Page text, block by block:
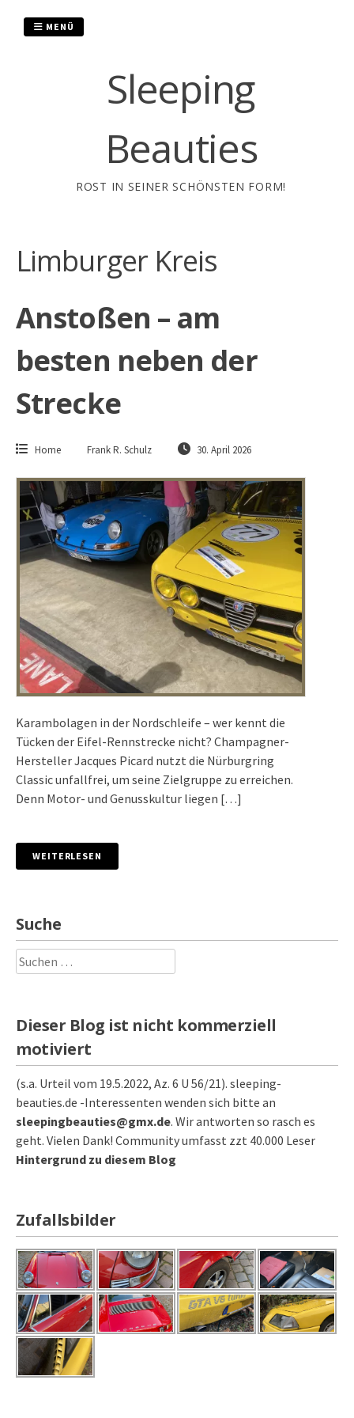
Sleeping
Beauties
ROST IN SEINER SCHÖNSTEN FORM!
MENÜ
Limburger Kreis
Anstoßen – am
besten neben der
Strecke
Home Frank R. Schulz 30. April 2026
Karambolagen in der Nordschleife – wer kennt die
Tücken der Eifel-Rennstrecke nicht? Champagner-
Hersteller Jacques Picard nutzt die Nürburgring
Classic unfallfrei, um seine Zielgruppe zu erreichen.
Denn Motor- und Genusskultur liegen […]
WEITERLESEN
Suche
Suchen
nach:
Dieser Blog ist nicht kommerziell
motiviert
(s.a. Urteil vom 19.5.2022, Az. 6 U 56/21). sleeping-
beauties.de -Interessenten wenden sich bitte an
sleepingbeauties@gmx.de. Wir antworten so rasch es
geht. Vielen Dank! Community umfasst zzt 40.000 Leser
Hintergrund zu diesem Blog
Zufallsbilder